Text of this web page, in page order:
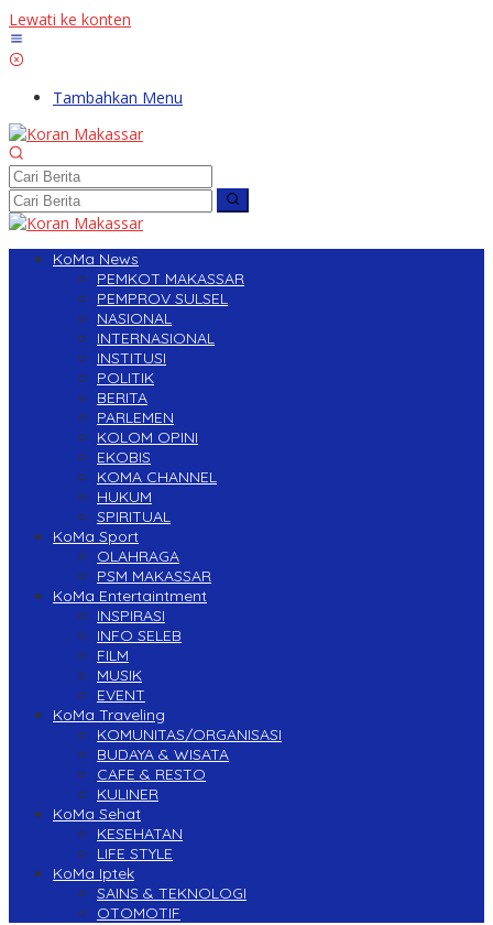
Lewati ke konten
Tambahkan Menu
KoMa News
PEMKOT MAKASSAR
PEMPROV SULSEL
NASIONAL
INTERNASIONAL
INSTITUSI
POLITIK
BERITA
PARLEMEN
KOLOM OPINI
EKOBIS
KOMA CHANNEL
HUKUM
SPIRITUAL
KoMa Sport
OLAHRAGA
PSM MAKASSAR
KoMa Entertaintment
INSPIRASI
INFO SELEB
FILM
MUSIK
EVENT
KoMa Traveling
KOMUNITAS/ORGANISASI
BUDAYA & WISATA
CAFE & RESTO
KULINER
KoMa Sehat
KESEHATAN
LIFE STYLE
KoMa Iptek
SAINS & TEKNOLOGI
OTOMOTIF